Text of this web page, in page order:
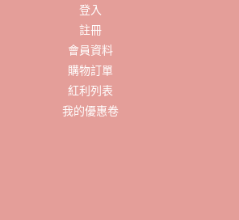
登入
註冊
會員資料
購物訂單
紅利列表
我的優惠卷